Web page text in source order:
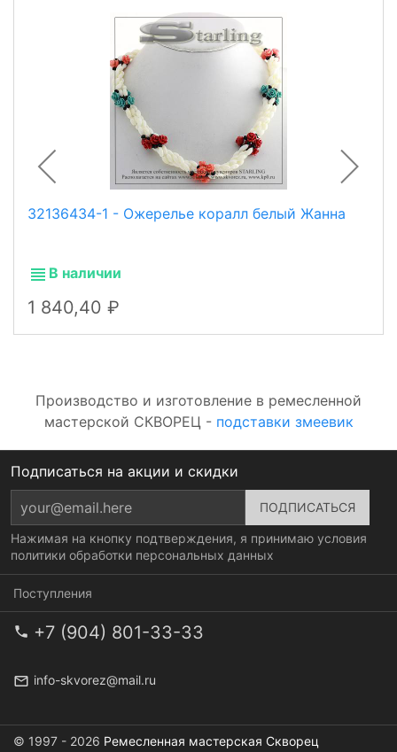
32136434-1 - Ожерелье коралл белый Жанна
В наличии
1 840,40
Производство и изготовление в ремесленной
мастерской СКВОРЕЦ - подставки змеевик
Подписаться на акции и скидки
Нажимая на кнопку подтверждения, я принимаю условия
политики обработки персональных данных
Поступления
+7 (904) 801-33-33
info-skvorez@mail.ru
© 1997 - 2026 Ремесленная мастерская Скворец